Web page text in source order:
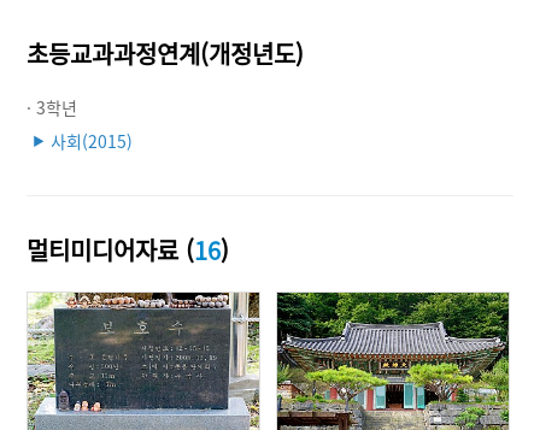
초등교과과정연계(개정년도)
· 3학년
▶ 사회(2015)
멀티미디어자료 (16)